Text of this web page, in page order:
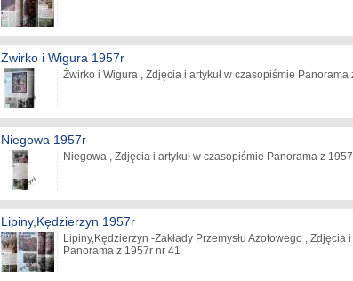
Żwirko i Wigura 1957r
Żwirko i Wigura , Zdjęcia i artykuł w czasopiśmie Panorama
Niegowa 1957r
Niegowa , Zdjęcia i artykuł w czasopiśmie Panorama z
Lipiny,Kędzierzyn 1957r
Lipiny,Kędzierzyn -Zakłady Przemysłu Azotowego , Zdjęcia
Panorama z 1957r nr 41